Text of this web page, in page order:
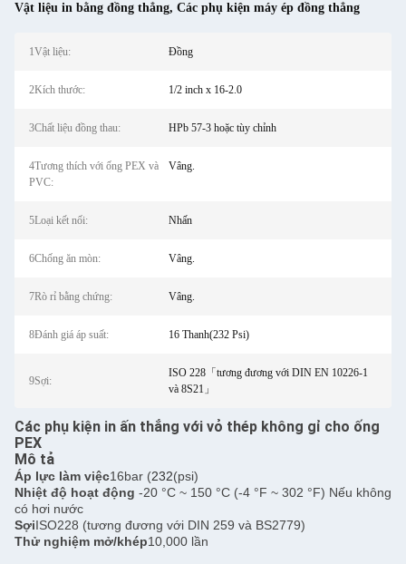
Vật liệu in bằng đồng thẳng, Các phụ kiện máy ép đồng thẳng
1Vật liệu: Đồng
2Kích thước: 1/2 inch x 16-2.0
3Chất liệu đồng thau: HPb 57-3 hoặc tùy chỉnh
4Tương thích với ống PEX và
PVC:
Vâng.
5Loại kết nối: Nhấn
6Chống ăn mòn: Vâng.
7Rò rỉ bằng chứng: Vâng.
8Đánh giá áp suất: 16 Thanh(232 Psi)
9Sợi:
ISO 228「tương đương với DIN EN 10226-1
và 8S21」
Các phụ kiện in ấn thẳng với vỏ thép không gỉ cho ống
PEX
Mô tả
Áp lực làm việc16bar (232(psi)
Nhiệt độ hoạt động -20 °C ~ 150 °C (-4 °F ~ 302 °F) Nếu không
có hơi nước
SợiISO228 (tương đương với DIN 259 và BS2779)
Thử nghiệm mở/khép10,000 lần